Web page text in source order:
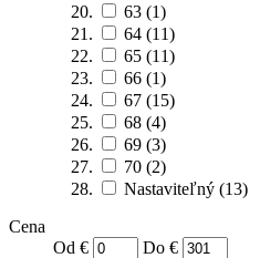
63 (1)
64 (11)
65 (11)
66 (1)
67 (15)
68 (4)
69 (3)
70 (2)
Nastaviteľný (13)
Cena
Od €
Do €